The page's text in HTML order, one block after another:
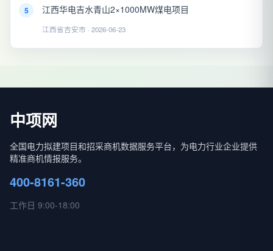
5 江西华电吉水青山2×1000MW煤电项目
江西省吉安市 · 2026-06-23
中项网
全国电力拟建项目和招采商机数据服务平台，为电力行业企业提供
精准商机情报服务。
400-8161-360
工作日 9:00-18:00